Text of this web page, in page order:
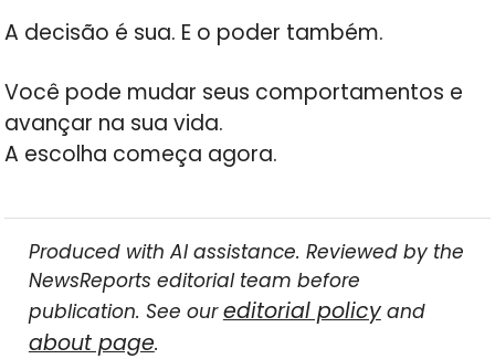
A decisão é sua. E o poder também.
Você pode mudar seus comportamentos e
avançar na sua vida.
A escolha começa agora.
Produced with AI assistance. Reviewed by the
NewsReports editorial team before
publication. See oureditorial policyand
about page.